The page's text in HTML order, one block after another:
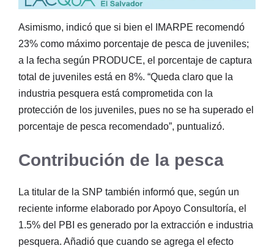
Asimismo, indicó que si bien el IMARPE recomendó
23% como máximo porcentaje de pesca de juveniles;
a la fecha según PRODUCE, el porcentaje de captura
total de juveniles está en 8%. “Queda claro que la
industria pesquera está comprometida con la
protección de los juveniles, pues no se ha superado el
porcentaje de pesca recomendado”, puntualizó.
Contribución de la pesca
La titular de la SNP también informó que, según un
reciente informe elaborado por Apoyo Consultoría, el
1.5% del PBI es generado por la extracción e industria
pesquera. Añadió que cuando se agrega el efecto